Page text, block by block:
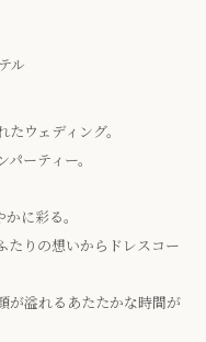
ル
ウェディング。
ーティー。
に彩る。
たりの想いからドレスコー
が溢れるあたたかな時間が